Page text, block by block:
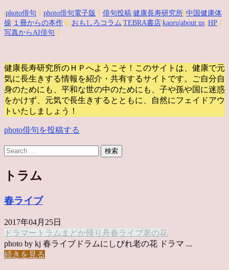
photo俳句 photo俳句電子版 俳句投稿 健康長寿研究所 中国健康体
操 １冊からの本作 り| おもしろコラム TEBRA書店 kaoru |about us HP
写真からAI俳句
健康長寿研究所のＨＰへようこそ！このサイトは、健康で元
気に長生きする情報を紹介・共有するサイトです。
ご自分自
身のためにも、平和な世の中のためにも、子や孫や国に迷惑
をかけず、元気で長生きするとともに、自然にフェイドアウ
トいたしましょう！
photo俳句を投稿する
トラム
春ライブ
2017年04月25日
ドラマー トラム まどか帰り舟春ライブ老の花
photo by kj 春ライブドラムにしびれ老の花 ドラマ ...
続きを見る